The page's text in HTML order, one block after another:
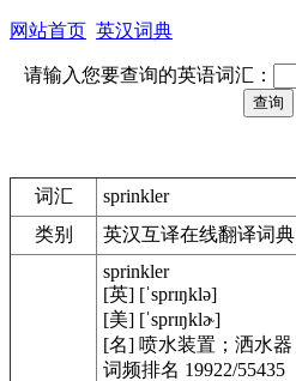
网站首页 英汉词典
请输入您要查询的英语词汇：
词汇
sprinkler
类别
英汉互译在线翻译词典
sprinkler
[英] [ˈsprɪŋklə]
[美] [ˈsprɪŋklɚ]
[名] 喷水装置；洒水器
词频排名 19922/55435